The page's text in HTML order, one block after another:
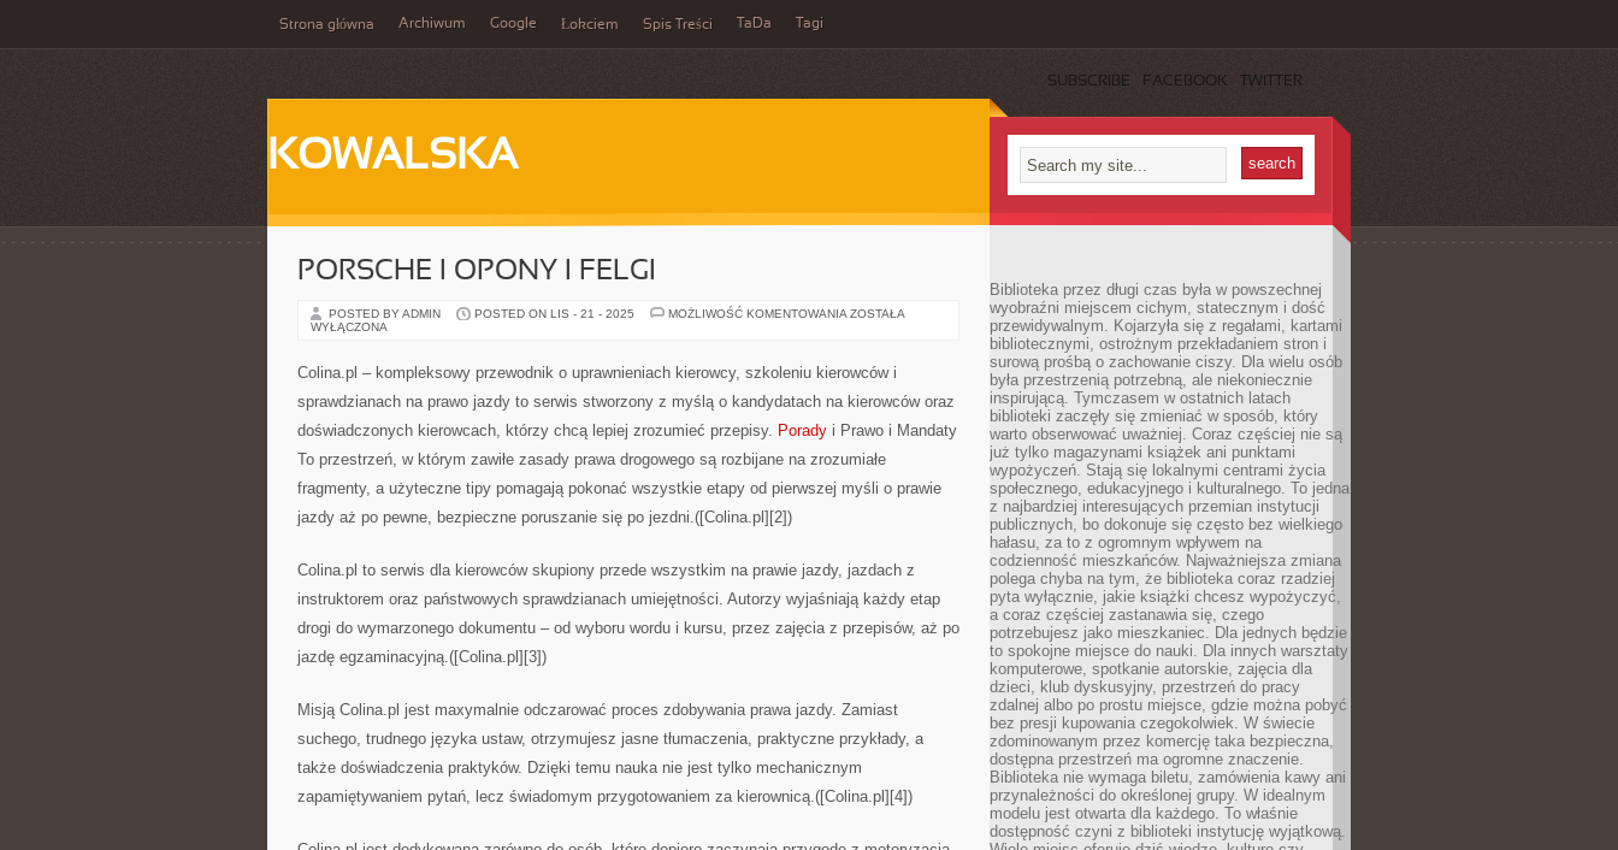
Strona główna Archiwum Google Łokciem Spis Treści TaDa Tagi
SUBSCRIBE FACEBOOK TWITTER
KOWALSKA
PORSCHE I OPONY I FELGI
POSTED BY ADMIN POSTED ON LIS - 21 - 2025 MOŻLIWOŚĆ KOMENTOWANIA PORSCHE
FELGI
ZOSTAŁA
WYŁĄCZONA
Colina.pl – kompleksowy przewodnik o uprawnieniach kierowcy, szkoleniu kierowców i
sprawdzianach na prawo jazdy to serwis stworzony z myślą o kandydatach na kierowców oraz
doświadczonych kierowcach, którzy chcą lepiej zrozumieć przepisy. Porady i Prawo i Mandaty
To przestrzeń, w którym zawiłe zasady prawa drogowego są rozbijane na zrozumiałe
fragmenty, a użyteczne tipy pomagają pokonać wszystkie etapy od pierwszej myśli o prawie
jazdy aż po pewne, bezpieczne poruszanie się po jezdni.([Colina.pl][2])
Colina.pl to serwis dla kierowców skupiony przede wszystkim na prawie jazdy, jazdach z
instruktorem oraz państwowych sprawdzianach umiejętności. Autorzy wyjaśniają każdy etap
drogi do wymarzonego dokumentu – od wyboru wordu i kursu, przez zajęcia z przepisów, aż po
jazdę egzaminacyjną.([Colina.pl][3])
Misją Colina.pl jest maxymalnie odczarować proces zdobywania prawa jazdy. Zamiast
suchego, trudnego języka ustaw, otrzymujesz jasne tłumaczenia, praktyczne przykłady, a
także doświadczenia praktyków. Dzięki temu nauka nie jest tylko mechanicznym
zapamiętywaniem pytań, lecz świadomym przygotowaniem za kierownicą.([Colina.pl][4])
Biblioteka przez długi czas była w powszechnej
wyobraźni miejscem cichym, statecznym i dość
przewidywalnym. Kojarzyła się z regałami, kartami
bibliotecznymi, ostrożnym przekładaniem stron i
surową prośbą o zachowanie ciszy. Dla wielu osób
była przestrzenią potrzebną, ale niekoniecznie
inspirującą. Tymczasem w ostatnich latach
biblioteki zaczęły się zmieniać w sposób, który
warto obserwować uważniej. Coraz częściej nie są
już tylko magazynami książek ani punktami
wypożyczeń. Stają się lokalnymi centrami życia
społecznego, edukacyjnego i kulturalnego. To jedna
z najbardziej interesujących przemian instytucji
publicznych, bo dokonuje się często bez wielkiego
hałasu, za to z ogromnym wpływem na
codzienność mieszkańców. Najważniejsza zmiana
polega chyba na tym, że biblioteka coraz rzadziej
pyta wyłącznie, jakie książki chcesz wypożyczyć,
a coraz częściej zastanawia się, czego
potrzebujesz jako mieszkaniec. Dla jednych będzie
to spokojne miejsce do nauki. Dla innych warsztaty
komputerowe, spotkanie autorskie, zajęcia dla
dzieci, klub dyskusyjny, przestrzeń do pracy
zdalnej albo po prostu miejsce, gdzie można pobyć
bez presji kupowania czegokolwiek. W świecie
zdominowanym przez komercję taka bezpieczna,
dostępna przestrzeń ma ogromne znaczenie.
Biblioteka nie wymaga biletu, zamówienia kawy ani
przynależności do określonej grupy. W idealnym
modelu jest otwarta dla każdego. To właśnie
dostępność czyni z biblioteki instytucję wyjątkową.